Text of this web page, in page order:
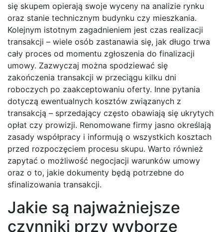
się skupem opierają swoje wyceny na analizie rynku
oraz stanie technicznym budynku czy mieszkania.
Kolejnym istotnym zagadnieniem jest czas realizacji
transakcji – wiele osób zastanawia się, jak długo trwa
cały proces od momentu zgłoszenia do finalizacji
umowy. Zazwyczaj można spodziewać się
zakończenia transakcji w przeciągu kilku dni
roboczych po zaakceptowaniu oferty. Inne pytania
dotyczą ewentualnych kosztów związanych z
transakcją – sprzedający często obawiają się ukrytych
opłat czy prowizji. Renomowane firmy jasno określają
zasady współpracy i informują o wszystkich kosztach
przed rozpoczęciem procesu skupu. Warto również
zapytać o możliwość negocjacji warunków umowy
oraz o to, jakie dokumenty będą potrzebne do
sfinalizowania transakcji.
Jakie są najważniejsze
czynniki przy wyborze